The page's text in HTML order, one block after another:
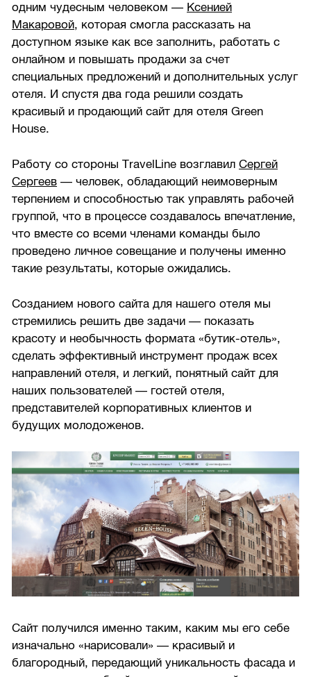
одним чудесным человеком — Ксенией
Макаровой, которая смогла рассказать на
доступном языке как все заполнить, работать с
онлайном и повышать продажи за счет
специальных предложений и дополнительных услуг
отеля. И спустя два года решили создать
красивый и продающий сайт для отеля Green
House.
Работу со стороны TravelLine возглавилСергей
Сергеев — человек, обладающий неимоверным
терпением и способностью так управлять рабочей
группой, что в процессе создавалось впечатление,
что вместе со всеми членами команды было
проведено личное совещание и получены именно
такие результаты, которые ожидались.
Созданием нового сайта для нашего отеля мы
стремились решить две задачи — показать
красоту и необычность формата «бутик-отель»,
сделать эффективный инструмент продаж всех
направлений отеля, и легкий, понятный сайт для
наших пользователей — гостей отеля,
представителей корпоративных клиентов и
будущих молодоженов.
Сайт получился именно таким, каким мы его себе
изначально «нарисовали» — красивый и
благородный, передающий уникальность фасада и